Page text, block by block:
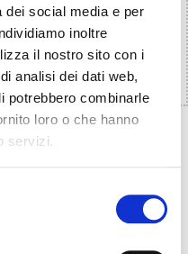
dei social media e per
inoltre
il nostro sito con i
analisi dei dati web,
potrebbero combinarle
loro o che hanno
servizi.